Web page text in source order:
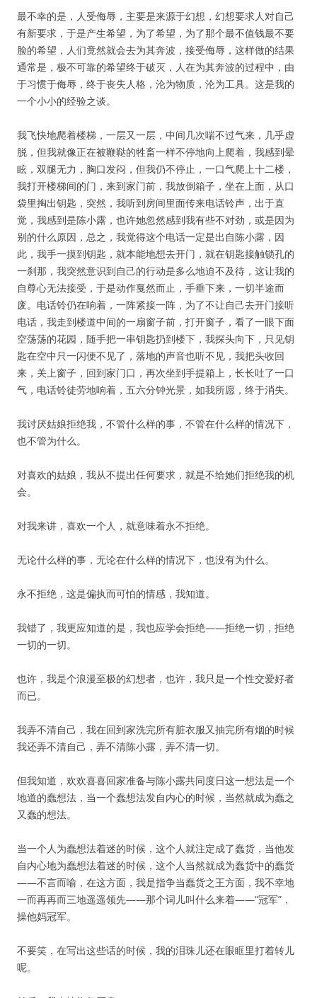
最不幸的是，人受侮辱，主要是来源于幻想，幻想要求人对自己
有新要求，于是产生希望，为了希望，为了那个最不值钱最不要
脸的希望，人们竟然就会去为其奔波，接受侮辱，这样做的结果
通常是，极不可靠的希望终于破灭，人在为其奔波的过程中，由
于习惯于侮辱，终于丧失人格，沦为物质，沦为工具。这是我的
一个小小的经验之谈。
我飞快地爬着楼梯，一层又一层，中间几次喘不过气来，几乎虚
脱，但我就像正在被鞭鞑的牲畜一样不停地向上爬着，我感到晕
眩，双腿无力，胸口发闷，但我仍不停止，一口气爬上十二楼，
我打开楼梯间的门，来到家门前，我放倒箱子，坐在上面，从口
袋里掏出钥匙，突然，我听到房间里面传来电话铃声，出于直
觉，我感到是陈小露，也许她忽然感到我有些不对劲，或是因为
别的什么原因，总之，我觉得这个电话一定是出自陈小露，因
此，我手一摸到钥匙，就本能地想去开门，就在钥匙接触锁孔的
一刹那，我突然意识到自己的行动是多么地迫不及待，这让我的
自尊心无法接受，于是动作戛然而止，手垂下来，一切半途而
废。电话铃仍在响着，一阵紧接一阵，为了不让自己去开门接听
电话，我走到楼道中间的一扇窗子前，打开窗子，看了一眼下面
空荡荡的花园，随手把一串钥匙扔到楼下，我探头向下，只见钥
匙在空中只一闪便不见了，落地的声音也听不见，我把头收回
来，关上窗子，回到家门口，再次坐到手提箱上，长长吐了一口
气，电话铃徒劳地响着，五六分钟光景，如我所愿，终于消失。
我讨厌姑娘拒绝我，不管什么样的事，不管在什么样的情况下，
也不管为什么。
对喜欢的姑娘，我从不提出任何要求，就是不给她们拒绝我的机
会。
对我来讲，喜欢一个人，就意味着永不拒绝。
无论什么样的事，无论在什么样的情况下，也没有为什么。
永不拒绝，这是偏执而可怕的情感，我知道。
我错了，我更应知道的是，我也应学会拒绝——拒绝一切，拒绝
一切的一切。
也许，我是个浪漫至极的幻想者，也许，我只是一个性交爱好者
而已。
我弄不清自己，我在回到家洗完所有脏衣服又抽完所有烟的时候
我还弄不清自己，弄不清陈小露，弄不清一切。
但我知道，欢欢喜喜回家准备与陈小露共同度日这一想法是一个
地道的蠢想法，当一个蠢想法发自内心的时候，当然就成为蠢之
又蠢的想法。
当一个人为蠢想法着迷的时候，这个人就注定成了蠢货，当他发
自内心地为蠢想法着迷的时候，这个人当然就成为蠢货中的蠢货
——不言而喻，在这方面，我是指争当蠢货之王方面，我不幸地
一而再再而三地遥遥领先——那个词儿叫什么来着——“冠军”，
操他妈冠军。
不要笑，在写出这些话的时候，我的泪珠儿还在眼眶里打着转儿
呢。